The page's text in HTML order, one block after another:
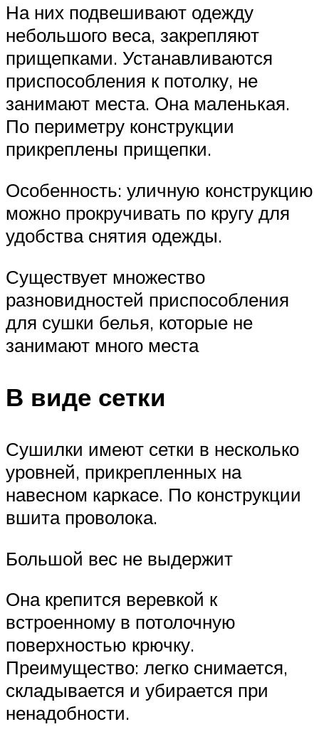
На них подвешивают одежду
небольшого веса, закрепляют
прищепками. Устанавливаются
приспособления к потолку, не
занимают места. Она маленькая.
По периметру конструкции
прикреплены прищепки.
Особенность: уличную конструкцию
можно прокручивать по кругу для
удобства снятия одежды.
Существует множество
разновидностей приспособления
для сушки белья, которые не
занимают много места
В виде сетки
Сушилки имеют сетки в несколько
уровней, прикрепленных на
навесном каркасе. По конструкции
вшита проволока.
Большой вес не выдержит
Она крепится веревкой к
встроенному в потолочную
поверхностью крючку.
Преимущество: легко снимается,
складывается и убирается при
ненадобности.